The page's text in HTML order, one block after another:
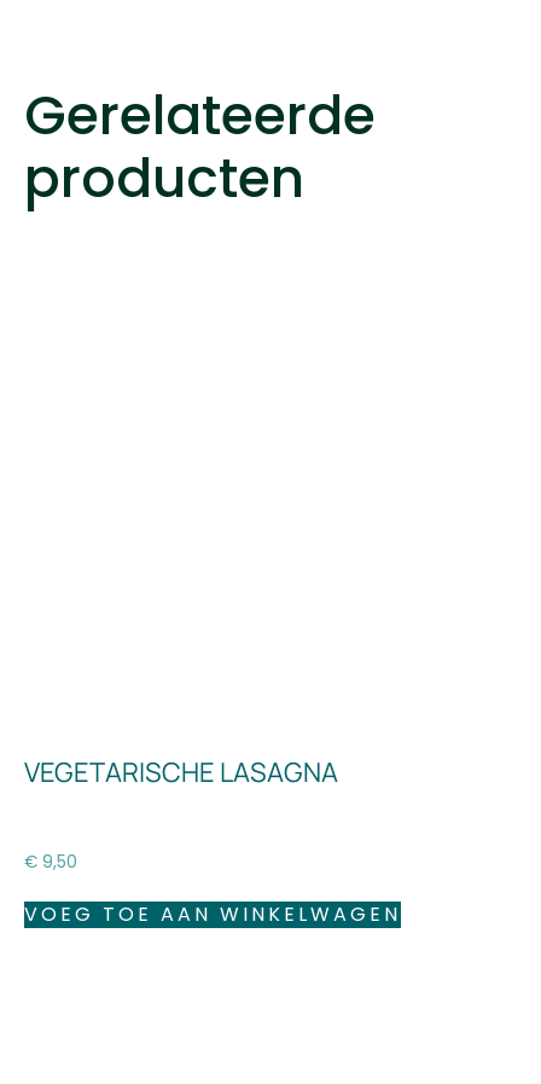
Gerelateerde
producten
VEGETARISCHE LASAGNA
€ 9,50
VOEG TOE AAN WINKELWAGEN